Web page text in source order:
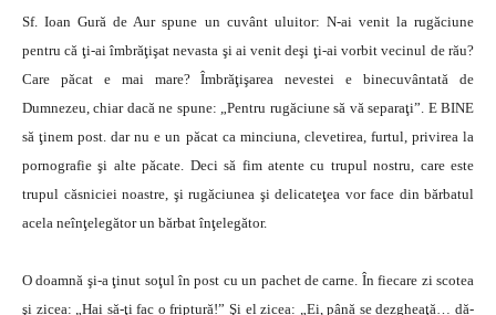
Sf. Ioan Gură de Aur spune un cuvânt uluitor: N-ai venit la rugăciune
pentru că ţi-ai îmbrăţişat nevasta şi ai venit deşi ţi-ai vorbit vecinul de rău?
Care păcat e mai mare? Îmbrăţişarea nevestei e binecuvântată de
Dumnezeu, chiar dacă ne spune: „Pentru rugăciune să vă separaţi”. E BINE
să ţinem post. dar nu e un păcat ca minciuna, clevetirea, furtul, privirea la
pornografie şi alte păcate. Deci să fim atente cu trupul nostru, care este
trupul căsniciei noastre, şi rugăciunea şi delicateţea vor face din bărbatul
acela neînţelegător un bărbat înţelegător.
O doamnă şi-a ţinut soţul în post cu un pachet de carne. În fiecare zi scotea
şi zicea: „Hai să-ţi fac o friptură!” Şi el zicea: „Ei, până se dezgheaţă… dă-